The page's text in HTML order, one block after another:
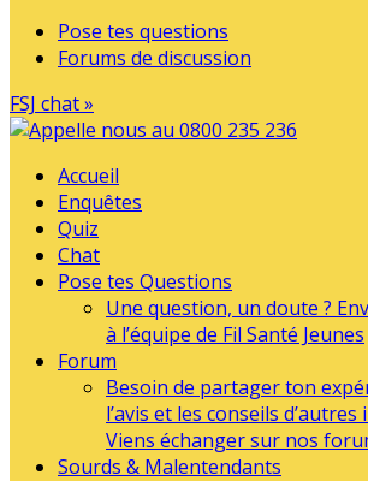
Pose tes questions
Forums de discussion
FSJ chat »
Accueil
Enquêtes
Quiz
Chat
Pose tes Questions
Une question, un doute ?
à l’équipe de Fil Santé Jeunes
Forum
Besoin de partager ton
l’avis et les conseils
Viens échanger sur nos
Sourds & Malentendants